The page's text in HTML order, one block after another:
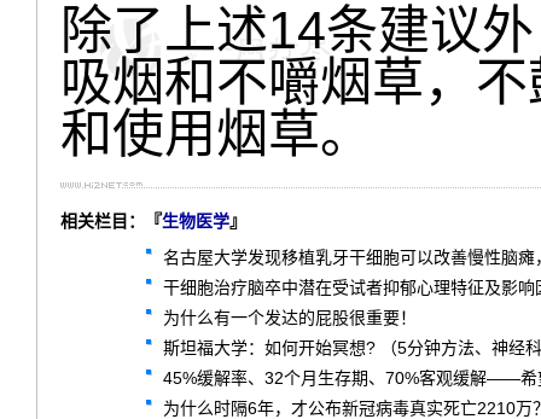
除了上述14条建议
吸烟和不嚼烟草，
和使用烟草。
相关栏目：『生物医学』
名古屋大学发现移植乳牙干细胞可以改善慢性脑
干细胞治疗脑卒中潜在受试者抑郁心理特征及影
为什么有一个发达的屁股很重要！
斯坦福大学：如何开始冥想? （5分钟方法、神经
45%缓解率、32个月生存期、70%客观缓解——希
为什么时隔6年，才公布新冠病毒真实死亡2210万